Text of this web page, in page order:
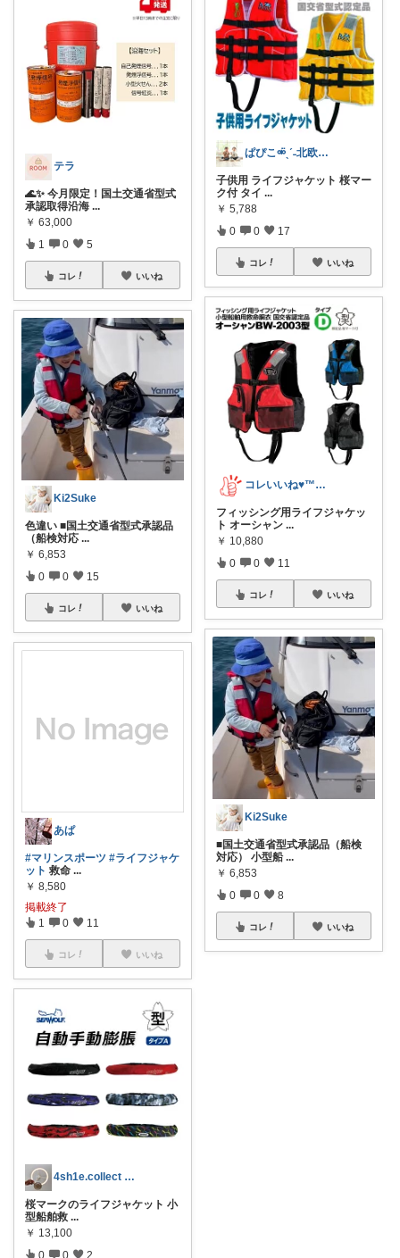
テラ
🌊✨ 今月限定！国土交通省型式
承認取得沿海 ...
￥ 63,000
1 0 5
コレ いいね
Ki2Suke
色違い ■国土交通省型式承認品
（船検対応 ...
￥ 6,853
0 0 15
コレ いいね
あぱ
#マリンスポーツ #ライフジャケ
ット 救命 ...
￥ 8,580
掲載終了
1 0 11
コレ いいね
4sh1e.collect 購入感謝♡♡
桜マークのライフジャケット 小
型船舶救 ...
￥ 13,100
0 0 2
ぱぴこ⚮̈ˎˊ˗北欧好き双子ママ
子供用 ライフジャケット 桜マー
ク付 タイ ...
￥ 5,788
0 0 17
コレ いいね
コレいいね♥️™▶コレクションも見てね！
フィッシング用ライフジャケッ
ト オーシャン ...
￥ 10,880
0 0 11
コレ いいね
Ki2Suke
■国土交通省型式承認品（船検
対応） 小型船 ...
￥ 6,853
0 0 8
コレ いいね